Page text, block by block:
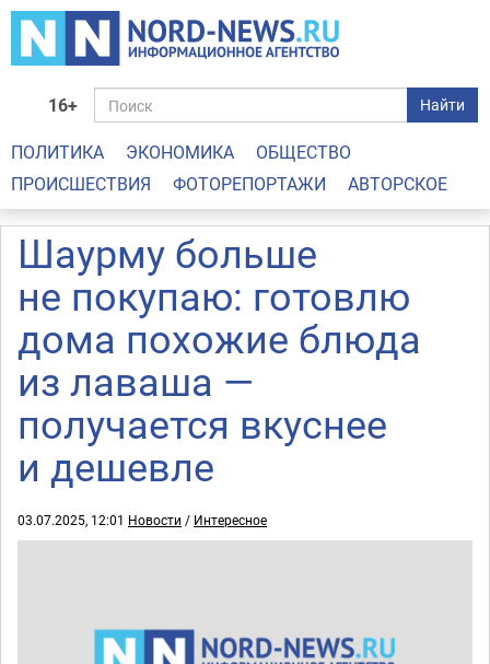
16+ Найти
ПОЛИТИКА ЭКОНОМИКА
ОБЩЕСТВО
ПРОИСШЕСТВИЯ
ФОТОРЕПОРТАЖИ АВТОРСКОЕ
Шаурму больше
не покупаю: готовлю
дома похожие блюда
из лаваша —
получается вкуснее
и дешевле
03.07.2025, 12:01 Новости / Интересное